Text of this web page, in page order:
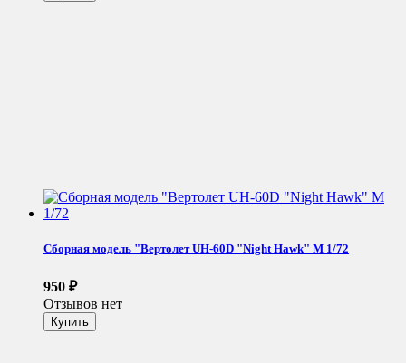
Сборная модель "Вертолет UH-60D "Night Hawk" М 1/72
950 ₽
Отзывов нет